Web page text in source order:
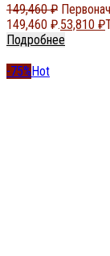
149,460₽
149,460 ₽.53,810 ₽
Подробнее
-75%Hot